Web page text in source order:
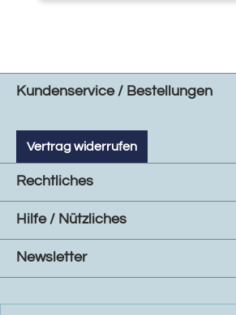
Kundenservice / Bestellungen
Vertrag widerrufen
Rechtliches
Hilfe / Nützliches
Newsletter